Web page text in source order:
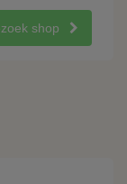
shop